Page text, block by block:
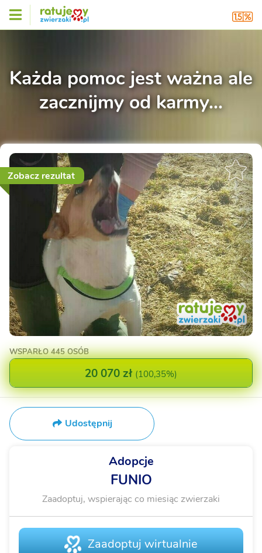
Każda pomoc jest ważna ale
zacznijmy od karmy...
Zobacz rezultat
WSPARŁO445 OSÓB
20 070 zł (100,35%)
Udostępnij
Adopcje
FUNIO
Zaadoptuj, wspierając co miesiąc zwierzaki
Zaadoptuj wirtualnie